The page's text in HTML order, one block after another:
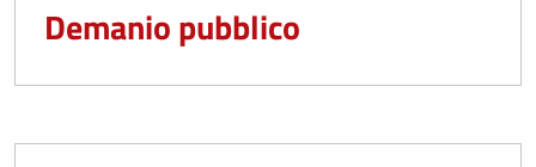
Demanio pubblico